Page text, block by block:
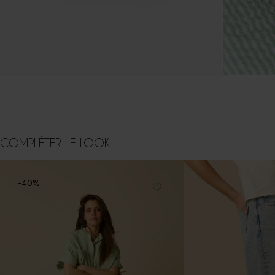
COMPLÉTER LE LOOK
-40%